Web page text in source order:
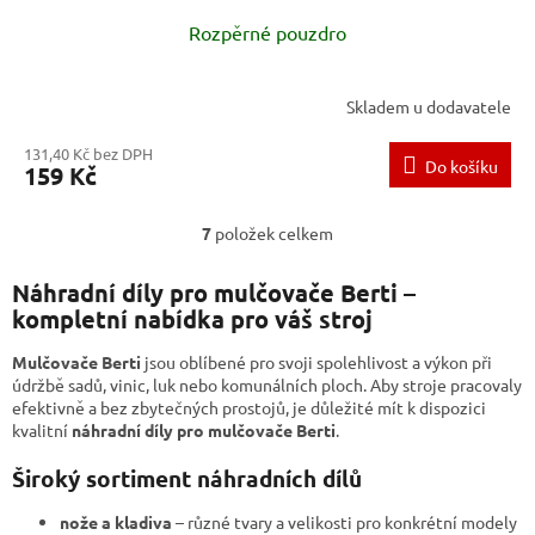
Rozpěrné pouzdro
Skladem u dodavatele
131,40 Kč bez DPH
159 Kč Do košíku
O
l
á
d
a
c
í
p
v
k
y
7 položek celkem
Náhradní díly pro mulčovače Berti –
kompletní nabídka pro váš stroj
Mulčovače Berti jsou oblíbené pro svoji spolehlivost a výkon při
údržbě sadů, vinic, luk nebo komunálních ploch. Aby stroje pracovaly
efektivně a bez zbytečných prostojů, je důležité mít k dispozici
kvalitní náhradní díly pro mulčovače Berti.
Široký sortiment náhradních dílů
nože a kladiva – různé tvary a velikosti pro konkrétní modely